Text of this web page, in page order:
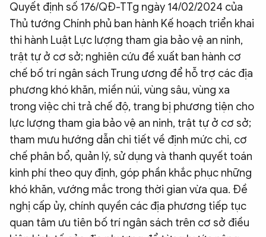
Quyết định số 176/QĐ-TTg ngày 14/02/2024 của
Thủ tướng Chính phủ ban hành Kế hoạch triển khai
thi hành Luật Lực lượng tham gia bảo vệ an ninh,
trật tự ở cơ sở; nghiên cứu đề xuất ban hành cơ
chế bố trí ngân sách Trung ương để hỗ trợ các địa
phương khó khăn, miền núi, vùng sâu, vùng xa
trong việc chi trả chế độ, trang bị phương tiện cho
lực lượng tham gia bảo vệ an ninh, trật tự ở cơ sở;
tham mưu hướng dẫn chi tiết về định mức chi, cơ
chế phân bổ, quản lý, sử dụng và thanh quyết toán
kinh phí theo quy định, góp phần khắc phục những
khó khăn, vướng mắc trong thời gian vừa qua. Đề
nghị cấp ủy, chính quyền các địa phương tiếp tục
quan tâm ưu tiên bố trí ngân sách trên cơ sở điều